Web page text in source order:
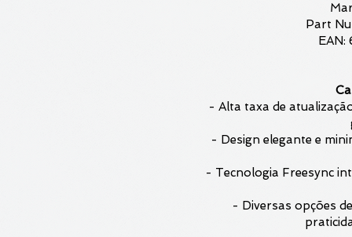
Part
EAN:
- Alta taxa de
- Design elegante e
- Tecnologia Freesync
- Diversas opções